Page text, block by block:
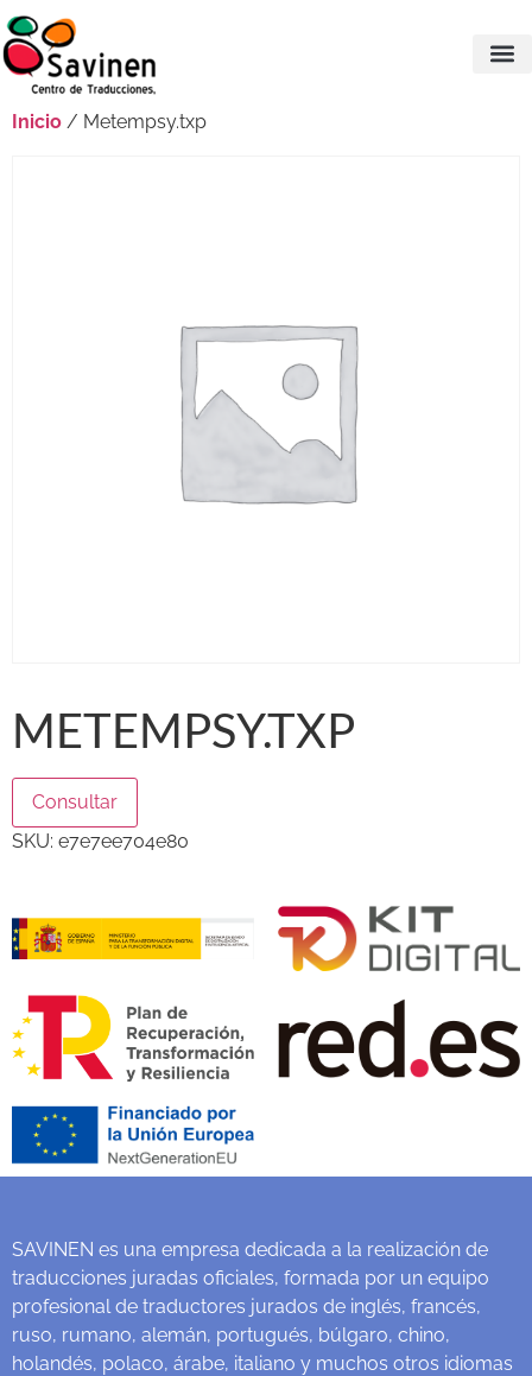
Inicio / Metempsy.txp
METEMPSY.TXP
Consultar
SKU: e7e7ee704e80
SAVINEN es una empresa dedicada a la realización de
traducciones juradas oficiales, formada por un equipo
profesional de traductores jurados de inglés, francés,
ruso, rumano, alemán, portugués, búlgaro, chino,
holandés, polaco, árabe, italiano y muchos otros idiomas